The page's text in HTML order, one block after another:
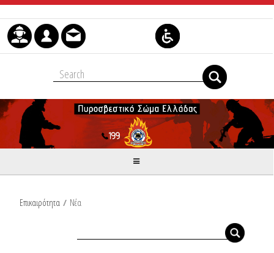
Μετάβαση στο περιεχόμενο
Επικαιρότητα / Νέα